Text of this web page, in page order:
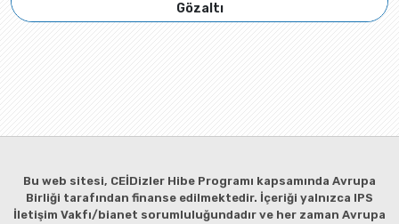
Gözaltı
Bu web sitesi, CEİDizler Hibe Programı kapsamında Avrupa
Birliği tarafından finanse edilmektedir. İçeriği yalnızca IPS
İletişim Vakfı/bianet sorumluluğundadır ve her zaman Avrupa